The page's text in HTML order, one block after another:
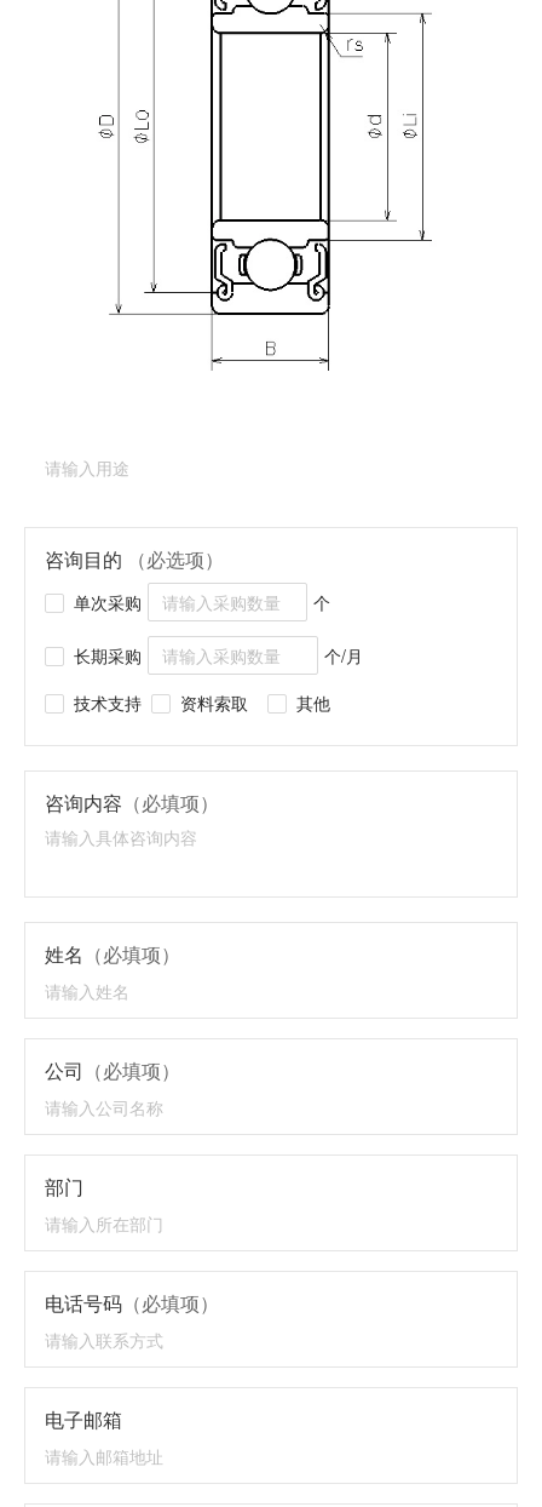
L-1910DDY05的详细信息？
请填写表格，与美蓓亚三美的产品专家取得联系。
深沟球轴承（基本型）产品型号：
咨询目的 （必选项）
单次采购 个
长期采购
个/月
技术支持
资料索取 其他
咨询内容 （必填项）
姓名 （必填项）
公司 （必填项）
部门
电话号码 （必填项）
电子邮箱